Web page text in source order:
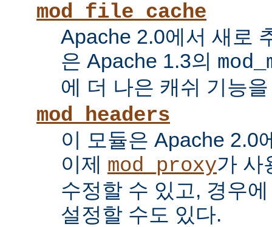
mod_file_cache
Apache 2.0에서 새로
은 Apache 1.3의
에 더 나은 캐쉬 기능
mod_headers
이 모듈은 Apache 2.0
이제 mod_proxy가 사
수정할 수 있고, 경우
설정할 수도 있다.